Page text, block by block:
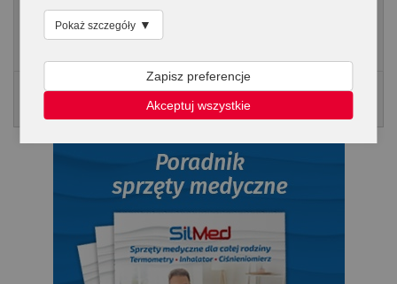
wypróbowały ten system, są nim zachwycone! Czym jest
planer w bullet journal i na czym polega...
Poradnik Silmed
KLIKNIJ, ABY POBRAĆ PORADNK
Pokaż szczegóły ▼
Zapisz preferencje
Akceptuj wszystkie